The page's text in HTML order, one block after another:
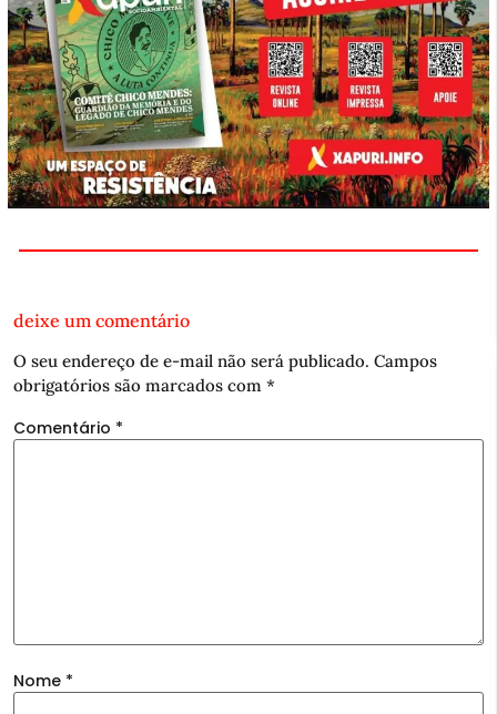
deixe um comentário
O seu endereço de e-mail não será publicado. Campos
obrigatórios são marcados com *
Comentário *
Nome *